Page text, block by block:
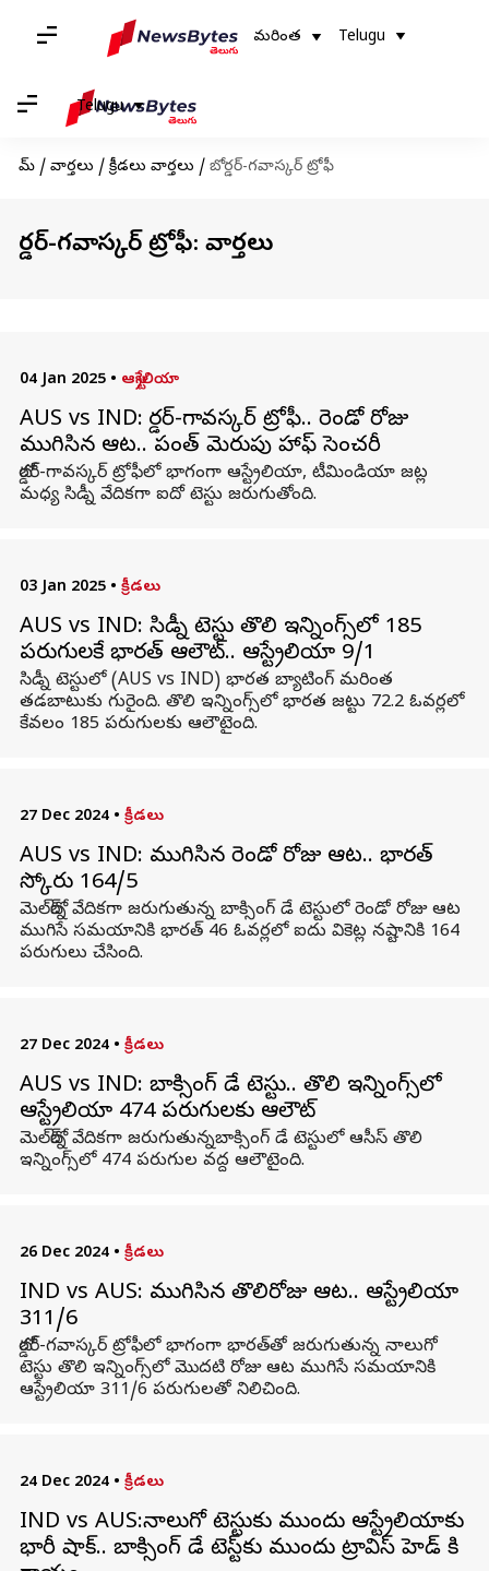
మరింత Telugu
Telugu
హోమ్ / వార్తలు / క్రీడలు వార్తలు / బోర్డర్-గవాస్కర్ ట్రోఫీ
బోర్డర్-గవాస్కర్ ట్రోఫీ: వార్తలు
04 Jan 2025 • ఆస్ట్రేలియా
AUS vs IND: బోర్డర్-గావస్కర్ ట్రోఫీ.. రెండో రోజు
ముగిసిన ఆట.. పంత్ మెరుపు హాఫ్ సెంచరీ
బోర్డర్-గావస్కర్ ట్రోఫీలో భాగంగా ఆస్ట్రేలియా, టీమిండియా జట్ల
మధ్య సిడ్నీ వేదికగా ఐదో టెస్టు జరుగుతోంది.
03 Jan 2025 • క్రీడలు
AUS vs IND: సిడ్నీ టెస్టు తొలి ఇన్నింగ్స్‌లో 185
పరుగులకే భారత్ ఆలౌట్.. ఆస్ట్రేలియా 9/1
సిడ్నీ టెస్టులో (AUS vs IND) భారత బ్యాటింగ్‌ మరింత
తడబాటుకు గురైంది. తొలి ఇన్నింగ్స్‌లో భారత జట్టు 72.2 ఓవర్లలో
కేవలం 185 పరుగులకు ఆలౌటైంది.
27 Dec 2024 • క్రీడలు
AUS vs IND: ముగిసిన రెండో రోజు ఆట.. భారత్‌
స్కోరు 164/5
మెల్‌బోర్న్ వేదికగా జరుగుతున్న బాక్సింగ్ డే టెస్టులో రెండో రోజు ఆట
ముగిసే సమయానికి భారత్ 46 ఓవర్లలో ఐదు వికెట్ల నష్టానికి 164
పరుగులు చేసింది.
27 Dec 2024 • క్రీడలు
AUS vs IND: బాక్సింగ్‌ డే టెస్టు.. తొలి ఇన్నింగ్స్‌లో
ఆస్ట్రేలియా 474 పరుగులకు ఆలౌట్
మెల్‌బోర్న్ వేదికగా జరుగుతున్నబాక్సింగ్ డే టెస్టులో ఆసీస్ తొలి
ఇన్నింగ్స్‌లో 474 పరుగుల వద్ద ఆలౌటైంది.
26 Dec 2024 • క్రీడలు
IND vs AUS: ముగిసిన తొలిరోజు ఆట.. ఆస్ట్రేలియా
311/6
బోర్డర్‌-గవాస్కర్‌ ట్రోఫీలో భాగంగా భారత్‌తో జరుగుతున్న నాలుగో
టెస్టు తొలి ఇన్నింగ్స్‌లో మొదటి రోజు ఆట ముగిసే సమయానికి
ఆస్ట్రేలియా 311/6 పరుగులతో నిలిచింది.
24 Dec 2024 • క్రీడలు
IND vs AUS:నాలుగో టెస్టుకు ముందు ఆస్ట్రేలియాకు
భారీ షాక్.. బాక్సింగ్ డే టెస్ట్‌కు ముందు ట్రావిస్ హెడ్ కి